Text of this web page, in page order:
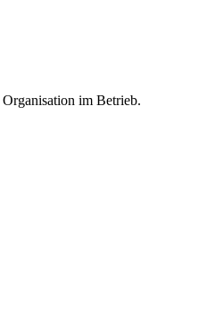
im Betrieb.